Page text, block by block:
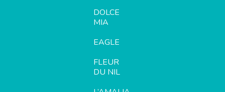
DOLCE
MIA
EAGLE
FLEUR
DU NIL